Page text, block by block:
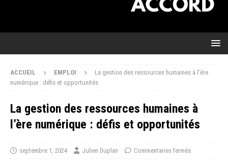
ACCUEIL EMPLOI
La gestion des ressources humaines à l’ère
numérique : défis et opportunités
La gestion des ressources humaines à
l’ère numérique : défis et opportunités
septembre 1, 2024 Julien Duplan Commentaires fermés